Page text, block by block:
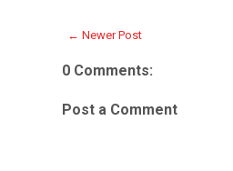
← Newer Post
0 Comments:
Post a Comment